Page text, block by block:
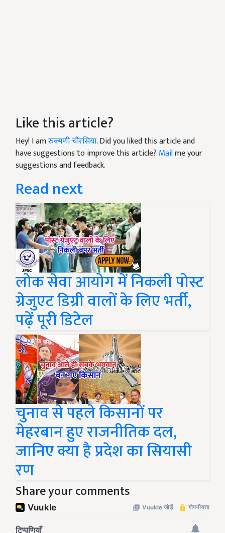
Like this article?
Hey! I amरुक्मणी चौरसिया. Did you liked this article and
have suggestions to improve this article? Mailme your
suggestions and feedback.
Read next
लोक सेवा आयोग में निकली पोस्ट
ग्रेजुएट डिग्री वालों के लिए भर्ती,
पढ़ें पूरी डिटेल
चुनाव से पहले किसानों पर
मेहरबान हुए राजनीतिक दल,
जानिए क्या है प्रदेश का सियासी
रण
Share your comments